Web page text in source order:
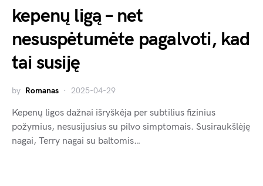
kepenų ligą – net
nesuspėtumėte pagalvoti, kad
tai susiję
by Romanas 2025-04-29
Kepenų ligos dažnai išryškėja per subtilius fizinius
požymius, nesusijusius su pilvo simptomais. Susiraukšlėję
nagai, Terry nagai su baltomis…